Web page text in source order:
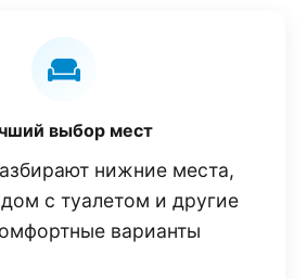
выбор мест
нижние места,
с туалетом и другие
варианты